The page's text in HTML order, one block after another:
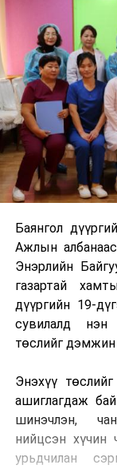
Баянгол
Ажлын
Энэрлийн
газартай
дүүргийн 19-
сувилалд нэн
төслийг дэмжин
Энэхүү
ашиглагдаж
шинэчлэн,
нийцсэн хүчин
урьдчилан